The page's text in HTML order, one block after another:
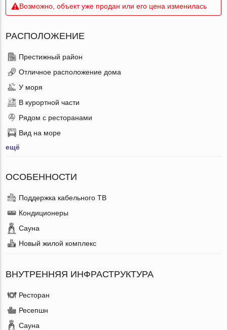
Возможно, объект уже продан или его цена изменилась
РАСПОЛОЖЕНИЕ
Престижный район
Отличное расположение дома
У моря
В курортной части
Рядом с ресторанами
Вид на море
ещё
ОСОБЕННОСТИ
Поддержка кабельного ТВ
Кондиционеры
Сауна
Новый жилой комплекс
ВНУТРЕННЯЯ ИНФРАСТРУКТУРА
Ресторан
Ресепшн
Сауна